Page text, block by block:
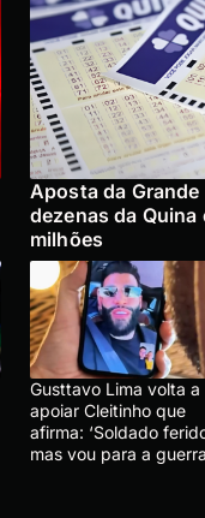
Aposta da
dezenas da Quina
milhões
Gusttavo Lima volta a
apoiar Cleitinho que
afirma: ‘Soldado
mas vou para a